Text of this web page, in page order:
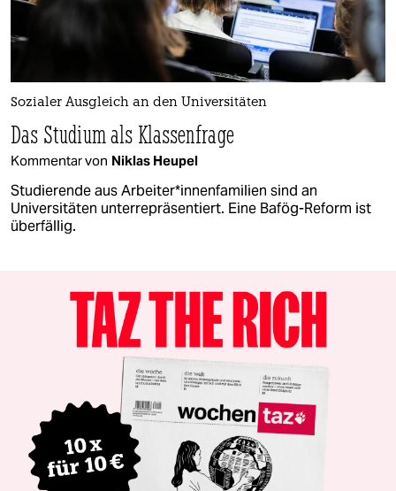
Sozialer Ausgleich an den Universitäten
Das Studium als Klassen­frage
Kommentar von Niklas Heupel
Studierende aus Ar­bei­te­r*in­nen­fa­mi­li­en sind an
Universitäten unterrepräsentiert. Eine Bafög-Reform ist
überfällig.